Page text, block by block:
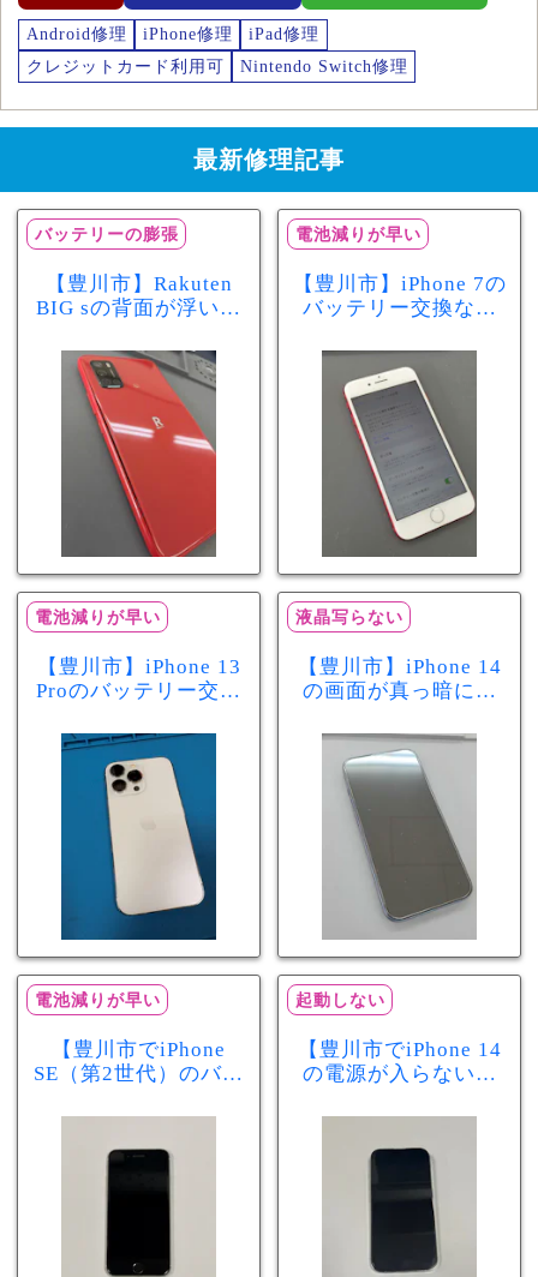
Android修理 iPhone修理
iPad修理
クレジットカード利用可
Nintendo Switch修理
最新修理記事
バッテリーの膨張
【豊川市】Rakuten
BIG sの背面が浮いて
リー膨張のサインか
もしれません！バッ
テリー交換修理事例
電池減りが早い
【豊川市】iPhone 7の
バッテリー交換なら
最大容量70％で電池
の減りが早い症状も
当日60分で改善
電池減りが早い
【豊川市】iPhone 13
Proのバッテリー交換
が早い症状も当日90
分で改善
液晶写らない
【豊川市】iPhone 14
の画面が真っ暗に…
修理！データそのま
まで復旧しました
電池減りが早い
【豊川市でiPhone
SE（第2世代）のバッ
スマ豊川店】電池の
減りが早い症状も当
起動しない
【豊川市でiPhone 14
の電源が入らない修
店】バッテリー交換
で復旧するケースも
あります！